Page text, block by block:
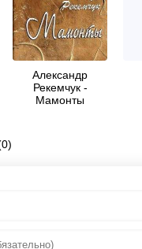
Александр
Рекемчук -
Мамонты